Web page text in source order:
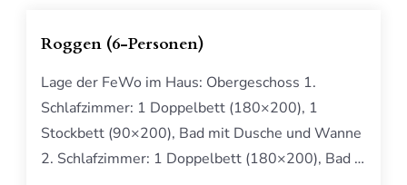
Roggen (6-Personen)
Lage der FeWo im Haus: Obergeschoss 1.
Schlafzimmer: 1 Doppelbett (180×200), 1
Stockbett (90×200), Bad mit Dusche und Wanne
2. Schlafzimmer: 1 Doppelbett (180×200), Bad …